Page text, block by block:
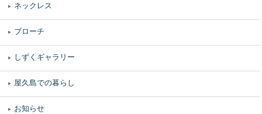
ネックレス
ブローチ
しずくギャラリー
屋久島での暮らし
お知らせ